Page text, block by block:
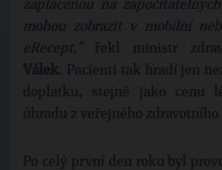
zaplacenou na
mohou zobrazit v mobilní
eRecept,” řekl ministr
Válek. Pacienti tak hradí jen
doplatku, stejně jako cenu
úhradu z veřejného
Po celý první den roku byl